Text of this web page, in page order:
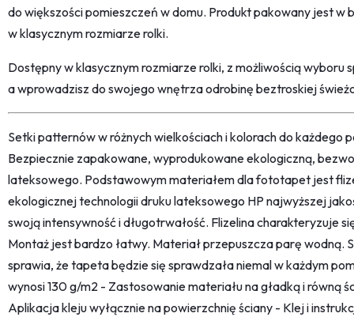
do większości pomieszczeń w domu. Produkt pakowany jest
w klasycznym rozmiarze rolki.
Dostępny w klasycznym rozmiarze rolki, z możliwością
a wprowadzisz do swojego wnętrza odrobinę beztroskiej
Setki patternów w różnych wielkościach i kolorach do każdego
Bezpiecznie zapakowane, wyprodukowane ekologiczną,
lateksowego. Podstawowym materiałem dla fototapet jest
ekologicznej technologii druku lateksowego HP najwyższej
swoją intensywność i długotrwałość. Flizelina charakteryzuje
Montaż jest bardzo łatwy. Materiał przepuszcza parę wodną.
sprawia, że tapeta będzie się sprawdzała niemal w każdym
wynosi 130 g/m2 - Zastosowanie materiału na gładką i równą
Aplikacja kleju wyłącznie na powierzchnię ściany - Klej i